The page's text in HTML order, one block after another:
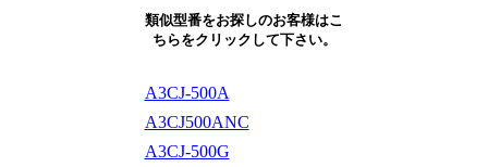
類似型番をお探しのお客様はこ
ちらをクリックして下さい。
A3CJ-500A
A3CJ500ANC
A3CJ-500G